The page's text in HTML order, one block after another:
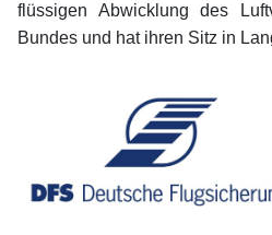
flüssigen Abwicklung des
Bundes und hat ihren Sitz in